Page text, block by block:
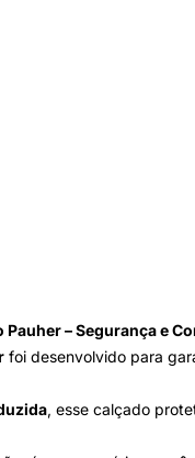
– Segurança e
foi desenvolvido para
, esse calçado